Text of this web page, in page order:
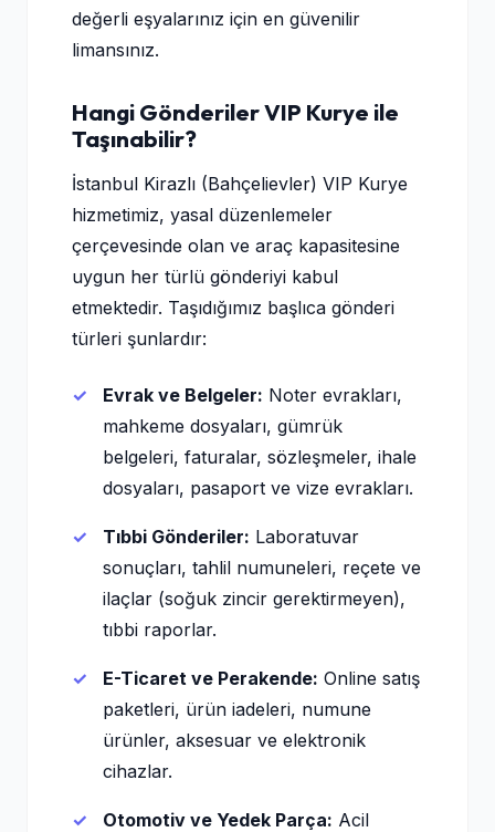
değerli eşyalarınız için en güvenilir
limansınız.
Hangi Gönderiler VIP Kurye ile
Taşınabilir?
İstanbul Kirazlı (Bahçelievler) VIP Kurye
hizmetimiz, yasal düzenlemeler
çerçevesinde olan ve araç kapasitesine
uygun her türlü gönderiyi kabul
etmektedir. Taşıdığımız başlıca gönderi
türleri şunlardır:
Evrak ve Belgeler: Noter evrakları,
mahkeme dosyaları, gümrük
belgeleri, faturalar, sözleşmeler, ihale
dosyaları, pasaport ve vize evrakları.
Tıbbi Gönderiler: Laboratuvar
sonuçları, tahlil numuneleri, reçete ve
ilaçlar (soğuk zincir gerektirmeyen),
tıbbi raporlar.
E-Ticaret ve Perakende: Online satış
paketleri, ürün iadeleri, numune
ürünler, aksesuar ve elektronik
cihazlar.
Otomotiv ve Yedek Parça: Acil